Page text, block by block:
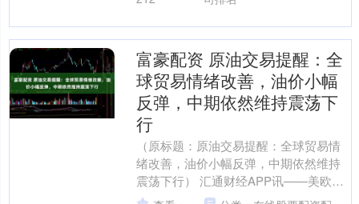
富豪配资 原油交易提醒：全
球贸易情绪改善，油价小幅
反弹，中期依然维持震荡下
行
（原标题：原油交易提醒：全球贸易情
绪改善，油价小幅反弹，中期依然维持
震荡下行） 汇通财经APP讯——美欧贸
易协议达成，缓解全球经济放缓担忧美